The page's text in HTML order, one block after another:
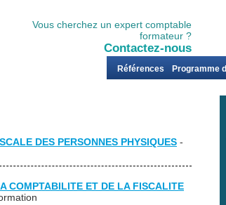
Vous cherchez un expert comptable
formateur ?
Contactez-nous
Références Programme
DES PERSONNES PHYSIQUES -
COMPTABILITE ET DE LA FISCALITE